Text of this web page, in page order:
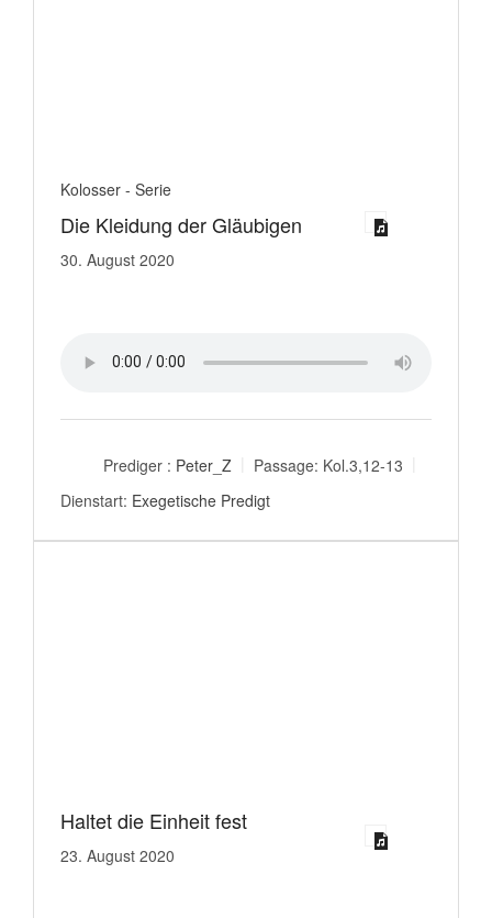
Kolosser - Serie
Die Kleidung der Gläubigen
30. August 2020
Prediger : Peter_Z Passage: Kol.3,12-13
Dienstart: Exegetische Predigt
Haltet die Einheit fest
23. August 2020